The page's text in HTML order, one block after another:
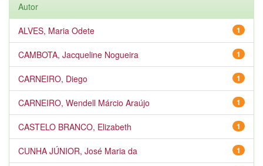
Autor
1
ALVES, Maria Odete
1
CAMBOTA, Jacqueline Nogueira
1
CARNEIRO, Diego
1
CARNEIRO, Wendell Márcio Araújo
1
CASTELO BRANCO, Elizabeth
1
CUNHA JÚNIOR, José Maria da